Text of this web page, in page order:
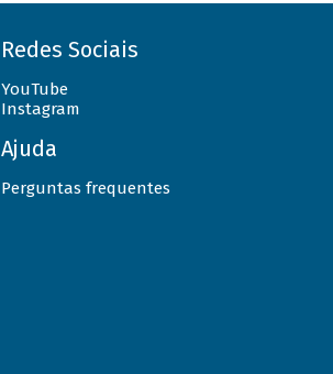
Redes Sociais
YouTube
Instagram
Ajuda
Perguntas frequentes